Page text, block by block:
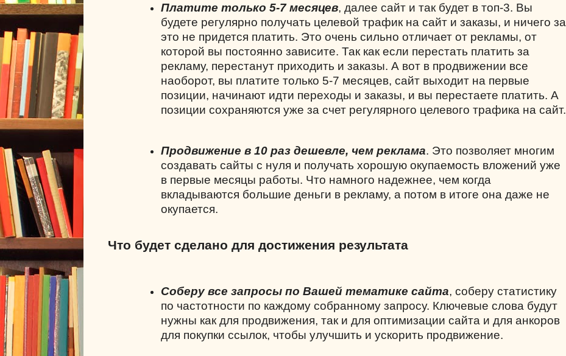
Платите только 5-7 месяцев, далее сайт и так будет в топ-3. Вы
будете регулярно получать целевой трафик на сайт и заказы, и ничего за
это не придется платить. Это очень сильно отличает от рекламы, от
которой вы постоянно зависите. Так как если перестать платить за
рекламу, перестанут приходить и заказы. А вот в продвижении все
наоборот, вы платите только 5-7 месяцев, сайт выходит на первые
позиции, начинают идти переходы и заказы, и вы перестаете платить. А
позиции сохраняются уже за счет регулярного целевого трафика на сайт.
Продвижение в 10 раз дешевле, чем реклама. Это позволяет многим
создавать сайты с нуля и получать хорошую окупаемость вложений уже
в первые месяцы работы. Что намного надежнее, чем когда
вкладываются большие деньги в рекламу, а потом в итоге она даже не
окупается.
Что будет сделано для достижения результата
Соберу все запросы по Вашей тематике сайта, соберу статистику
по частотности по каждому собранному запросу. Ключевые слова будут
нужны как для продвижения, так и для оптимизации сайта и для анкоров
для покупки ссылок, чтобы улучшить и ускорить продвижение.